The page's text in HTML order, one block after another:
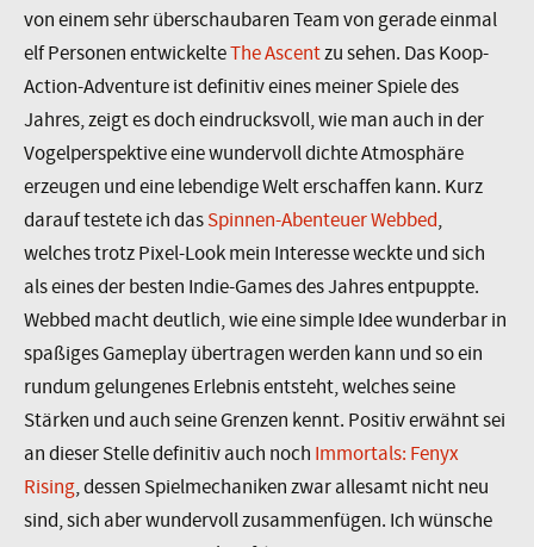
von einem sehr überschaubaren Team von gerade einmal
elf Personen entwickelteThe Ascentzu sehen. Das Koop-
Action-Adventure ist definitiv eines meiner Spiele des
Jahres, zeigt es doch eindrucksvoll, wie man auch in der
Vogelperspektive eine wundervoll dichte Atmosphäre
erzeugen und eine lebendige Welt erschaffen kann. Kurz
darauf testete ich dasSpinnen-Abenteuer Webbed,
welches trotz Pixel-Look mein Interesse weckte und sich
als eines der besten Indie-Games des Jahres entpuppte.
Webbed macht deutlich, wie eine simple Idee wunderbar in
spaßiges Gameplay übertragen werden kann und so ein
rundum gelungenes Erlebnis entsteht, welches seine
Stärken und auch seine Grenzen kennt. Positiv erwähnt sei
an dieser Stelle definitiv auch noch Immortals: Fenyx
Rising, dessen Spielmechaniken zwar allesamt nicht neu
sind, sich aber wundervoll zusammenfügen. Ich wünsche